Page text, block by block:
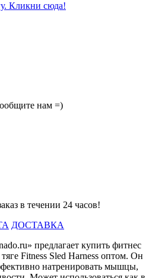
Кликни сюда!
нам =)
в течении 24 часов!
ДОСТАВКА
предлагает купить фитнес
Fitness Sled Harness оптом. Он
натренировать мышцы,